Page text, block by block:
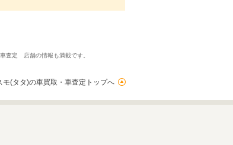
査定 店舗の情報も満載です。
モ(タタ)の車買取・車査定トップへ